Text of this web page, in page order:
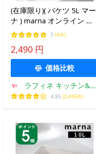
(在庫限り)( バケツ 5L マー
ナ ) marna オンライン シ
ューズ スニーカー 運動靴
浸け置き w-627
5 (4件)
2,490 円
価格比較
ラフィネ キッチン&生
活雑貨
4.85 (2,499件)